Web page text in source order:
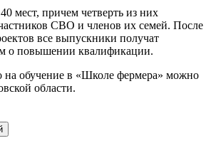
мест, причем четверть из них
СВО и членов их семей. После
все выпускники получат
о повышении квалификации.
на обучение в «Школе фермера» можно
области.